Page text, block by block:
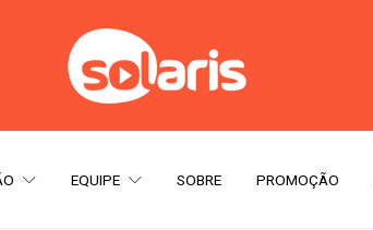
EQUIPE SOBRE PROMOÇÃO